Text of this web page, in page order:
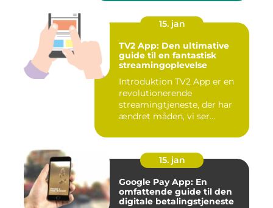
15. jan
TV2 App: Den ultimative
guide til en fantastisk
streamingoplevelse
Introduktion TV2 App er en
revolutionerende
streamingtjeneste, der har
ændret måden, vi ser
15. jan
Google Pay App: En
omfattende guide til den
digitale betalingstjeneste